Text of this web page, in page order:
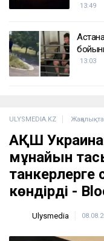
13:49
13:03
ULYSMEDIA.KZ
АҚШ
мұнайын
көндірді -
Ulysmedia